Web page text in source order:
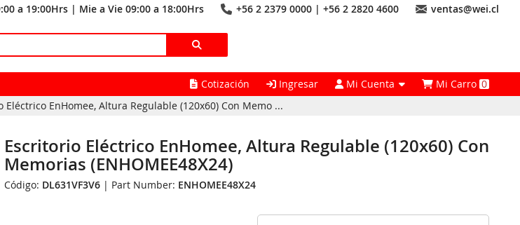
a 19:00Hrs | Mie a Vie 09:00 a 18:00Hrs +56 2 2379 0000 | +56 2 2820 4600 ventas@wei.cl
Cotización Ingresar Mi Cuenta Mi Carro0
Eléctrico EnHomee, Altura Regulable (120x60) Con Memo ...
Escritorio Eléctrico EnHomee, Altura Regulable (120x60) Con
Memorias (ENHOMEE48X24)
Código: DL631VF3V6 | Part Number: ENHOMEE48X24